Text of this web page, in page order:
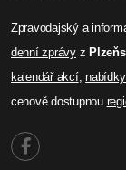
Zpravodajský a
denní zprávyz
kalendář akcí,
cenově dostupnou